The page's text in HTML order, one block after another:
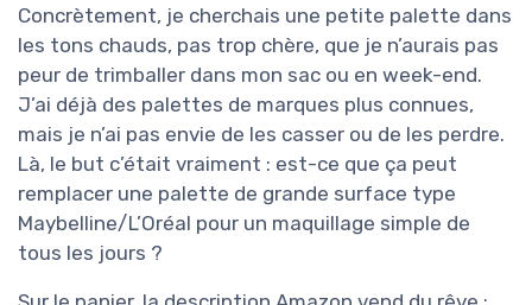
Concrètement, je cherchais une petite palette dans
les tons chauds, pas trop chère, que je n’aurais pas
peur de trimballer dans mon sac ou en week-end.
J’ai déjà des palettes de marques plus connues,
mais je n’ai pas envie de les casser ou de les perdre.
Là, le but c’était vraiment : est-ce que ça peut
remplacer une palette de grande surface type
Maybelline/L’Oréal pour un maquillage simple de
tous les jours ?